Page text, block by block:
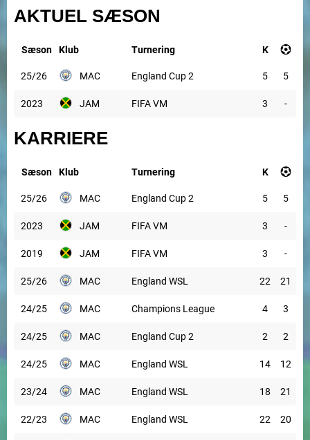
AKTUEL SÆSON
Sæson Klub Turnering K
25/26 MAC England Cup 2 5 5
2023 JAM FIFA VM 3 -
KARRIERE
Sæson Klub Turnering K
25/26 MAC England Cup 2 5 5
2023 JAM FIFA VM 3 -
2019 JAM FIFA VM 3 -
25/26 MAC England WSL 22 21
24/25 MAC Champions League 4 3
24/25 MAC England Cup 2 2 2
24/25 MAC England WSL 14 12
23/24 MAC England WSL 18 21
22/23 MAC England WSL 22 20